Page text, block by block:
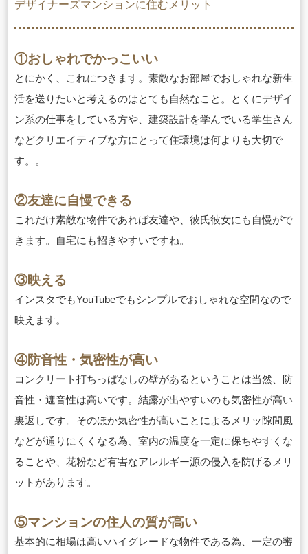
デザイナーズマンションに住むメリット
①おしゃれでかっこいい
とにかく、これにつきます。素敵なお部屋でおしゃれな新生
活を送りたいと考えるのはとても自然なこと。とくにデザイ
ン系の仕事をしている方や、建築設計を学んでいる学生さん
などクリエイティブな方にとって住環境は何よりも大切で
す。。
②友達に自慢できる
これだけ素敵な物件であれば友達や、彼氏彼女にも自慢がで
きます。自宅にも招きやすいですね。
③映える
インスタでもYouTubeでもシンプルでおしゃれな空間なので
映えます。
④防音性・気密性が高い
コンクリート打ちっぱなしの壁があるということは当然、防
音性・遮音性は高いです。結露が出やすいのも気密性が高い
裏返しです。そのほか気密性が高いことによるメリッ隙間風
などが通りにくくなる為、室内の温度を一定に保ちやすくな
ることや、花粉など有害なアレルギー源の侵入を防げるメリ
ットがあります。
⑤マンションの住人の質が高い
基本的に相場は高いハイグレードな物件である為、一定の審